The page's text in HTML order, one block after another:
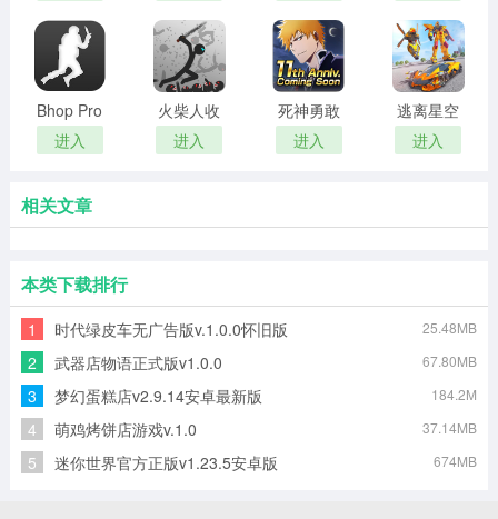
Bhop Pro
进入
火柴人收
割者
进入
死神勇敢
的灵魂
进入
逃离星空
进入
相关文章
本类下载排行
1 时代绿皮车无广告版v.1.0.0怀旧版 25.48MB
2 武器店物语正式版v1.0.0 67.80MB
3 梦幻蛋糕店v2.9.14安卓最新版 184.2M
4 萌鸡烤饼店游戏v.1.0 37.14MB
5 迷你世界官方正版v1.23.5安卓版 674MB